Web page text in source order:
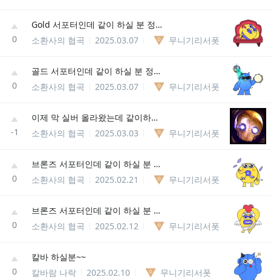
0
Gold 서포터인데 같이 하실 분 정글 탑 미드 환영!!
소환사의 협곡
2025.03.07 무니기리서폿
0
골드 서포터인데 같이 하실 분 정글 탑 미드 환영!!
소환사의 협곡
2025.03.07 무니기리서폿
-1
이제 막 실버 올라왔는데 같이하실분~~ 정글 탑 미드 환영~~
소환사의 협곡
2025.03.03 무니기리서폿
0
브론즈 서포터인데 같이 하실 분 정글 탑 미드 환영!!
소환사의 협곡
2025.02.21 무니기리서폿
0
브론즈 서포터인데 같이 하실 분 정글 탑 미드 환영!!
소환사의 협곡
2025.02.12 무니기리서폿
0
칼바 하실분~~
칼바람 나락
2025.02.10 무니기리서폿